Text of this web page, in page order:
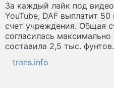
За каждый лайк под
YouTube, DAF выплатит
счет учреждения. Общая
согласилась
составила 2,5 тыс. фунтов.
trans.info